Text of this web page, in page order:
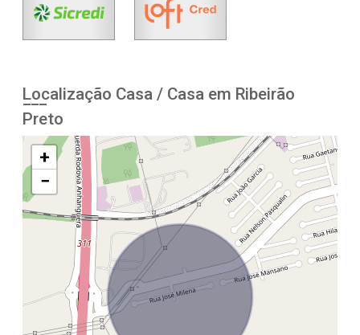
Localização Casa / Casa em Ribeirão
Preto
+
−